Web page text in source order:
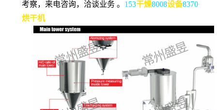
考察，来电咨询，洽谈业务 。 153干燥8008设备8370
烘干机